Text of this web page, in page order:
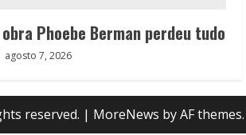
Phoebe Berman perdeu tudo
agosto 7, 2026
reserved. | MoreNews by AF themes.